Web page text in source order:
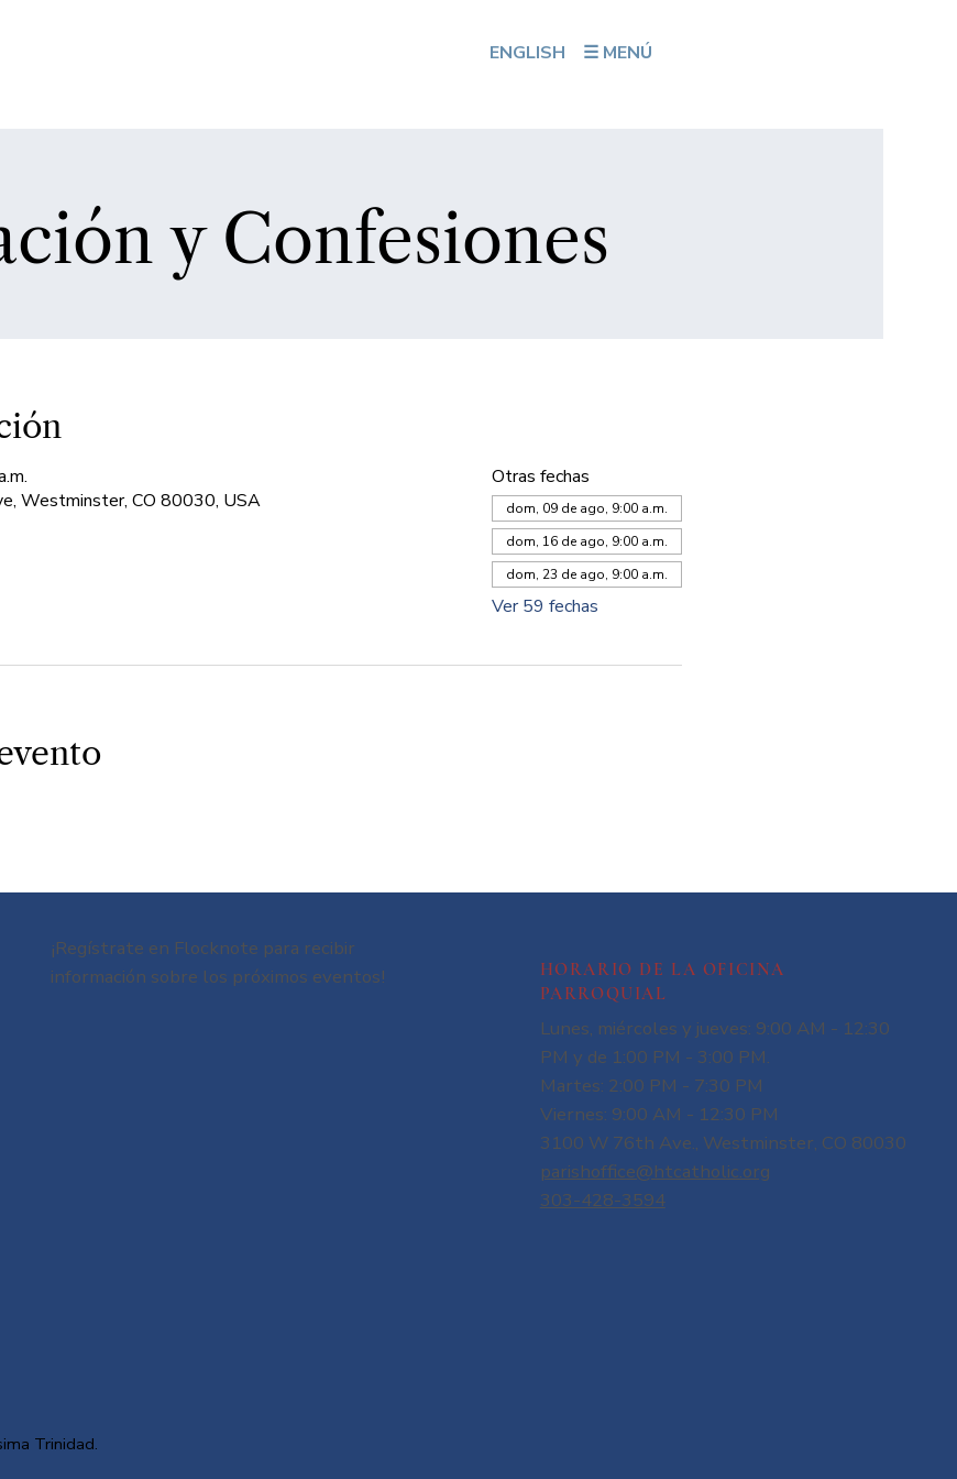
ENGLISH ☰ MENÚ
y Confesiones
Westminster, CO 80030, USA
Otras fechas
dom, 09 de ago, 9:00 a.m.
dom, 16 de ago, 9:00 a.m.
dom, 23 de ago, 9:00 a.m.
Ver 59 fechas
Trinidad.
¡Regístrate en Flocknote para recibir
información sobre los próximos eventos!
HORARIO DE LA OFICINA
PARROQUIAL
Lunes, miércoles y jueves: 9:00 AM - 12:30
PM y de 1:00 PM - 3:00 PM.
Martes: 2:00 PM - 7:30 PM
Viernes: 9:00 AM - 12:30 PM
3100 W 76th Ave., Westminster, CO 80030
parishoffice@htcatholic.org
303-428-3594